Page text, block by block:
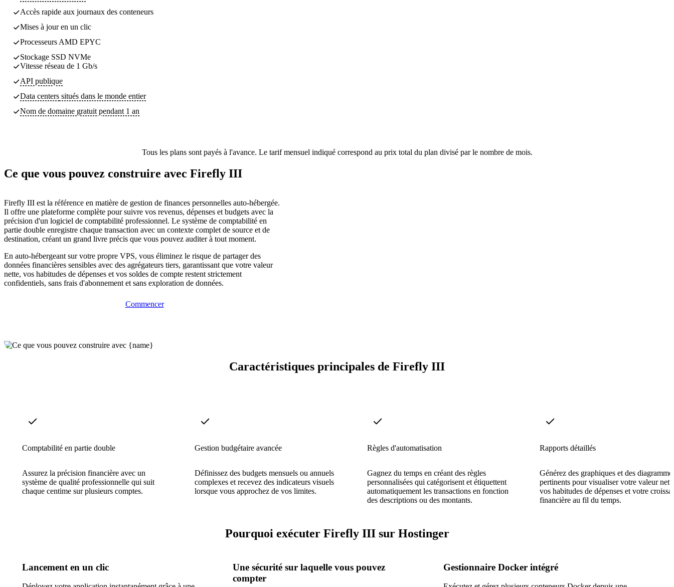
Accès rapide aux journaux des conteneurs
Mises à jour en un clic
Processeurs AMD EPYC
Stockage SSD NVMe
Vitesse réseau de 1 Gb/s
API publique
Data centers situés dans le monde entier
Nom de domaine gratuit pendant 1 an
Tous les plans sont payés à l'avance. Le tarif mensuel indiqué correspond au prix total du plan divisé par le nombre de mois.
Ce que vous pouvez construire avec Firefly III
Firefly III est la référence en matière de gestion de finances personnelles auto-hébergée.
Il offre une plateforme complète pour suivre vos revenus, dépenses et budgets avec la
précision d'un logiciel de comptabilité professionnel. Le système de comptabilité en
partie double enregistre chaque transaction avec un contexte complet de source et de
destination, créant un grand livre précis que vous pouvez auditer à tout moment.
En auto-hébergeant sur votre propre VPS, vous éliminez le risque de partager des
données financières sensibles avec des agrégateurs tiers, garantissant que votre valeur
nette, vos habitudes de dépenses et vos soldes de compte restent strictement
confidentiels, sans frais d'abonnement et sans exploration de données.
Commencer
Caractéristiques principales de Firefly III
Comptabilité en partie double
Assurez la précision financière avec un
système de qualité professionnelle qui suit
chaque centime sur plusieurs comptes.
Gestion budgétaire avancée
Définissez des budgets mensuels ou annuels
complexes et recevez des indicateurs visuels
lorsque vous approchez de vos limites.
Règles d'automatisation
Gagnez du temps en créant des règles
personnalisées qui catégorisent et étiquettent
automatiquement les transactions en fonction
des descriptions ou des montants.
Rapports détaillés
Générez des graphiques et des
pertinents pour visualiser votre valeur
vos habitudes de dépenses et votre
financière au fil du temps.
Pourquoi exécuter Firefly III sur Hostinger
Lancement en un clic
Une sécurité sur laquelle vous pouvez
compter
Gestionnaire Docker intégré